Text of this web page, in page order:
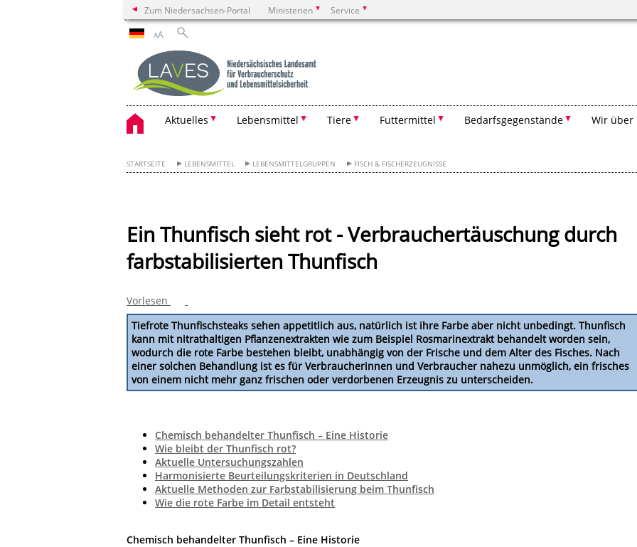
Zum Niedersachsen-Portal Ministerien Service
AA
Aktuelles Lebensmittel Tiere Futtermittel Bedarfsgegenstände Wir über
STARTSEITE LEBENSMITTEL LEBENSMITTELGRUPPEN FISCH & FISCHERZEUGNISSE
Ein Thunfisch sieht rot - Verbrauchertäuschung durch
farbstabilisierten Thunfisch
Vorlesen
Tiefrote Thunfischsteaks sehen appetitlich aus, natürlich ist ihre Farbe aber nicht unbedingt. Thunfisch
kann mit nitrathaltigen Pflanzenextrakten wie zum Beispiel Rosmarinextrakt behandelt worden sein,
wodurch die rote Farbe bestehen bleibt, unabhängig von der Frische und dem Alter des Fisches. Nach
einer solchen Behandlung ist es für Verbraucherinnen und Verbraucher nahezu unmöglich, ein frisches
von einem nicht mehr ganz frischen oder verdorbenen Erzeugnis zu unterscheiden.
Chemisch behandelter Thunfisch – Eine Historie
Wie bleibt der Thunfisch rot?
Aktuelle Untersuchungszahlen
Harmonisierte Beurteilungskriterien in Deutschland
Aktuelle Methoden zur Farbstabilisierung beim Thunfisch
Wie die rote Farbe im Detail entsteht
Chemisch behandelter Thunfisch – Eine Historie